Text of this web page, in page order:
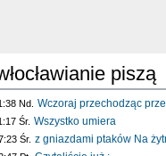
piszą
Nd. Wczoraj przechodząc
Śr. Wszystko umiera
Śr. z gniazdami ptaków Na